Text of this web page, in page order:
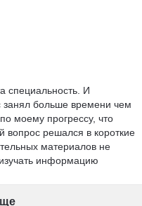
специальность. И
занял больше времени чем
моему прогрессу, что
вопрос решался в короткие
материалов не
информацию